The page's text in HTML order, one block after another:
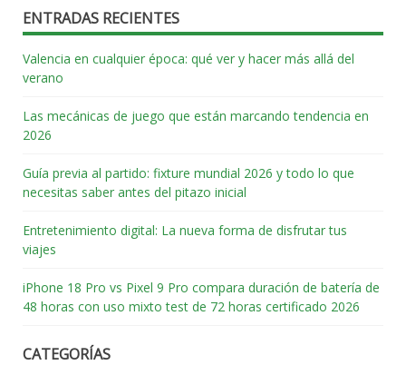
ENTRADAS RECIENTES
Valencia en cualquier época: qué ver y hacer más allá del
verano
Las mecánicas de juego que están marcando tendencia en
2026
Guía previa al partido: fixture mundial 2026 y todo lo que
necesitas saber antes del pitazo inicial
Entretenimiento digital: La nueva forma de disfrutar tus
viajes
iPhone 18 Pro vs Pixel 9 Pro compara duración de batería de
48 horas con uso mixto test de 72 horas certificado 2026
CATEGORÍAS